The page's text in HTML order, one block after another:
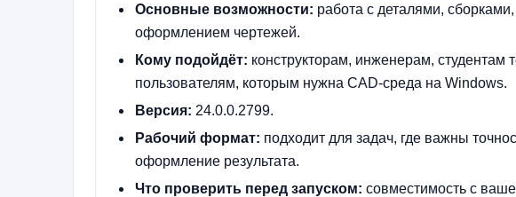
Основные возможности: работа с деталями,
оформлением чертежей.
Кому подойдёт: конструкторам, инженерам, студентам
пользователям, которым нужна CAD-среда на Windows.
Версия: 24.0.0.2799.
Рабочий формат: подходит для задач, где важны
оформление результата.
Что проверить перед запуском: совместимость с